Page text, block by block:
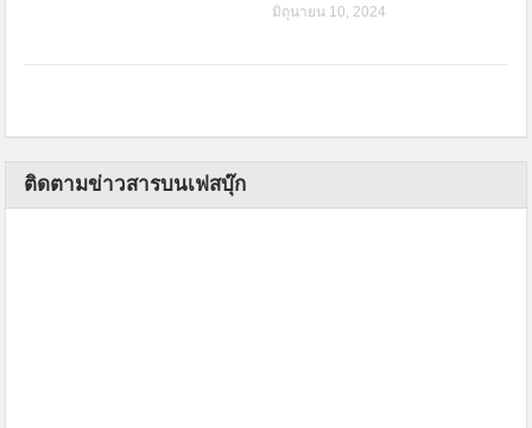
มิถุนายน 10, 2024
ติดตามข่าวสารบนเฟสบุ๊ก